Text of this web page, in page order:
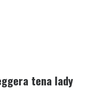
tena lady
extra fino al